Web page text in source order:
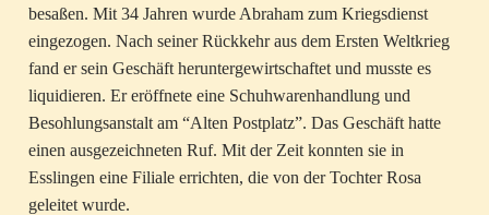
besaßen. Mit 34 Jahren wurde Abraham zum Kriegsdienst
eingezogen. Nach seiner Rückkehr aus dem Ersten Weltkrieg
fand er sein Geschäft heruntergewirtschaftet und musste es
liquidieren. Er eröffnete eine Schuhwarenhandlung und
Besohlungsanstalt am “Alten Postplatz”. Das Geschäft hatte
einen ausgezeichneten Ruf. Mit der Zeit konnten sie in
Esslingen eine Filiale errichten, die von der Tochter Rosa
geleitet wurde.